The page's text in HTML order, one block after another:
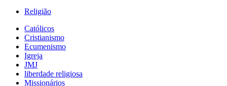
Religião
Católicos
Cristianismo
Ecumenismo
Igreja
JMJ
liberdade religiosa
Missionários